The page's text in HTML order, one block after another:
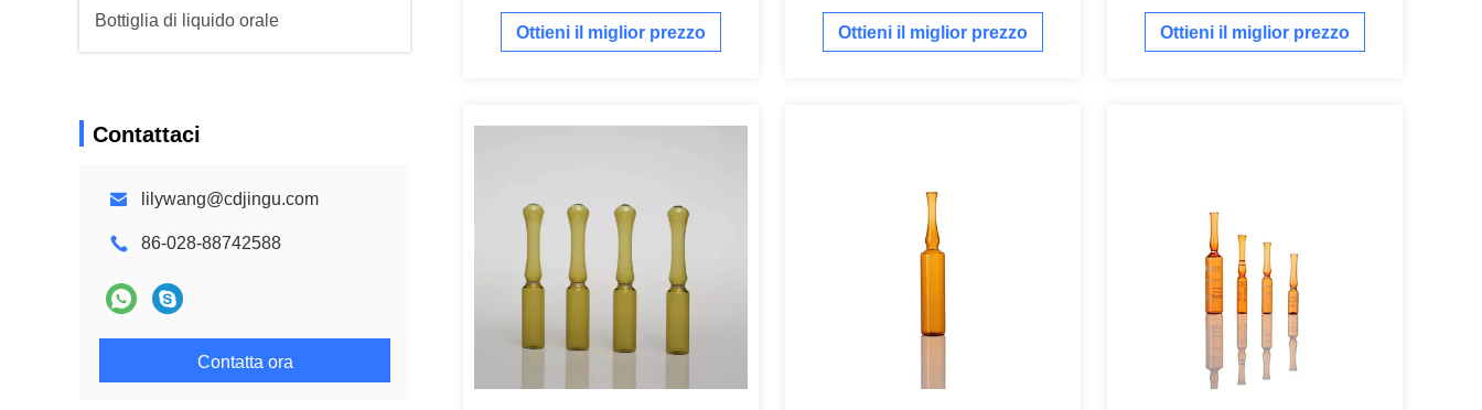
Bottiglia di liquido orale
Contattaci
lilywang@cdjingu.com
86-028-88742588
Contatta ora
Ottieni il miglior prezzo
termici e resistente agli attacchi chimici
Ottieni il miglior prezzo Ottieni il miglior prezzo